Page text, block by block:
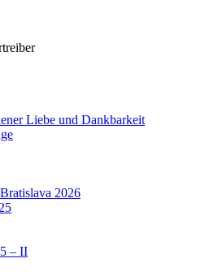
Liebe und Dankbarkeit
2026
– II